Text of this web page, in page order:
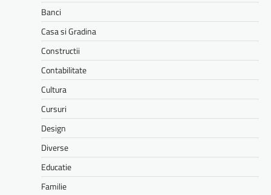
Banci
Casa si Gradina
Constructii
Contabilitate
Cultura
Cursuri
Design
Diverse
Educatie
Familie